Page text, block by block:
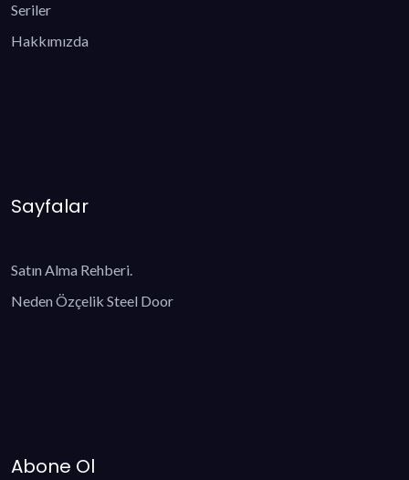
Seriler
Hakkımızda
Sayfalar
Satın Alma Rehberi.
Neden Özçelik Steel Door
Abone Ol